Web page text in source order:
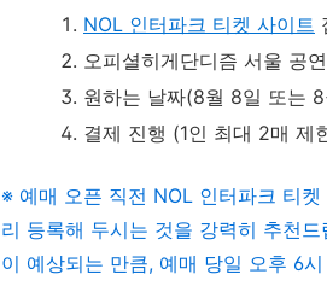
NOL 인터파크 티켓 사이트
오피셜히게단디즘 서울 공
원하는 날짜(8월 8일 또는
결제 진행 (1인 최대 2매 제
※ 예매 오픈 직전 NOL 인터파크 티
리 등록해 두시는 것을 강력히 추천
이 예상되는 만큼, 예매 당일 오후 6